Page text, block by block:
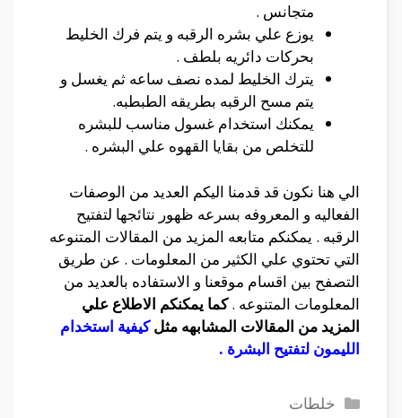
متجانس .
يوزع علي بشره الرقبه و يتم فرك الخليط
بحركات دائريه بلطف .
يترك الخليط لمده نصف ساعه ثم يغسل و
يتم مسح الرقبه بطريقه الطبطبه.
يمكنك استخدام غسول مناسب للبشره
للتخلص من بقايا القهوه علي البشره .
الي هنا نكون قد قدمنا اليكم العديد من الوصفات
الفعاليه و المعروفه بسرعه ظهور نتائجها لتفتيح
الرقبه . يمكنكم متابعه المزيد من المقالات المتنوعه
التي تحتوي علي الكثير من المعلومات . عن طريق
التصفح بين اقسام موقعنا و الاستفاده بالعديد من
المعلومات المتنوعه .كما يمكنكم الاطلاع علي
المزيد من المقالات المشابهه مثلكيفية استخدام
الليمون لتفتيح البشرة .
التصنيفات
خلطات